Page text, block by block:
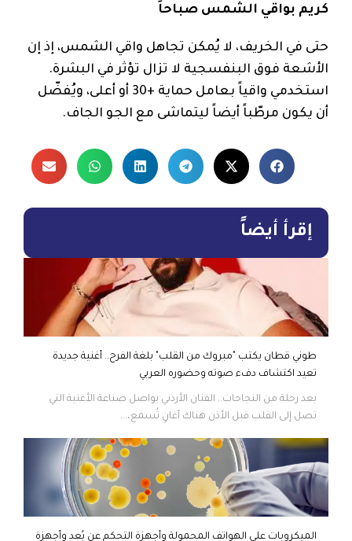
كريم بواقي الشمس صباحاً
حتى في الخريف، لا يُمكن تجاهل واقي الشمس، إذ إن
الأشعة فوق البنفسجية لا تزال تؤثر في البشرة.
استخدمي واقياً بعامل حماية +30 أو أعلى، ويُفضّل
أن يكون مرطّباً أيضاً ليتماشى مع الجو الجاف.
إقرأ أيضاً
طوني قطان يكتب "مبروك من القلب" بلغة الفرح.. أغنية جديدة
تعيد اكتشاف دفء صوته وحضوره العربي
بعد رحلة من النجاحات.. الفنان الأردني يواصل صناعة الأغنية التي
تصل إلى القلب قبل الأذن هناك أغانٍ تُسمع،...
الميكروبات على الهواتف المحمولة وأجهزة التحكم عن بُعد وأجهزة